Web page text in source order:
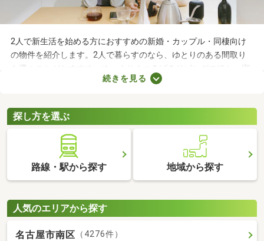
2人で新生活を始める方におすすめの新婚・カップル・同棲向け
の物件を紹介します。2人で暮らすのなら、ゆとりのある間取り
を選ぶことがおすすめ。ゆっくりくつろげるリビングのほか、寝
室や収納スペースを確保できる物件を選べば、長く快適に暮らせ
てチェックしてみてくださいね。
続きを見る
探し方を選ぶ
路線・駅から探す 地域から探す
人気のエリアから探す
名古屋市南区 （4276件）